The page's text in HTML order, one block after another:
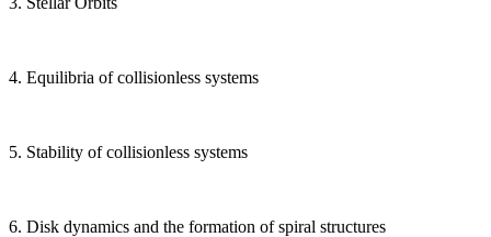
4. Equilibria of collisionless systems
5. Stability of collisionless systems
6. Disk dynamics and the formation of spiral structures